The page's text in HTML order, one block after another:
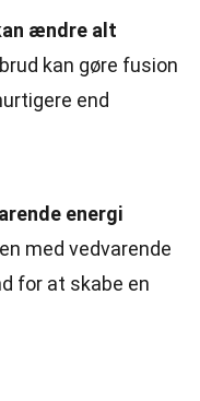
ændre alt
kan gøre fusion
end
energi
med vedvarende
for at skabe en